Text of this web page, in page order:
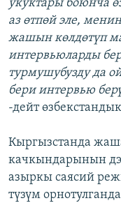
укуктары боюнча
аз өтпөй эле,
жашын көлдөтүп
интервьюларды
турмушубузду да
бери интервью
-дейт
Кыргызстанда
качкындарынын
азыркы саясий
түзүм